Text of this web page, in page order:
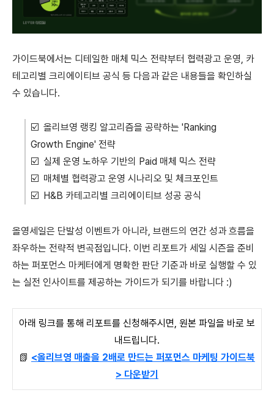
가이드북에서는 디테일한 매체 믹스 전략부터 협력광고 운영, 카
테고리별 크리에이티브 공식 등 다음과 같은 내용들을 확인하실
수 있습니다.
☑️ 올리브영 랭킹 알고리즘을 공략하는 'Ranking
Growth Engine' 전략
☑️ 실제 운영 노하우 기반의 Paid 매체 믹스 전략
☑️ 매체별 협력광고 운영 시나리오 및 체크포인트
☑️ H&B 카테고리별 크리에이티브 성공 공식
올영세일은 단발성 이벤트가 아니라, 브랜드의 연간 성과 흐름을
좌우하는 전략적 변곡점입니다. 이번 리포트가 세일 시즌을 준비
하는 퍼포먼스 마케터에게 명확한 판단 기준과 바로 실행할 수 있
는 실전 인사이트를 제공하는 가이드가 되기를 바랍니다 :)
아래 링크를 통해 리포트를 신청해주시면, 원본 파일을 바로 보
내드립니다.
📗 <올리브영 매출을 2배로 만드는 퍼포먼스 마케팅 가이드북
> 다운받기